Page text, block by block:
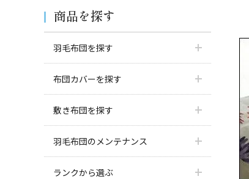
商品を探す
羽毛布団を探す
布団カバーを探す
敷き布団を探す
羽毛布団のメンテナンス
ランクから選ぶ